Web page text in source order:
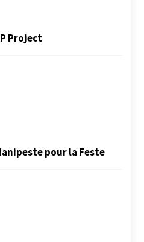
Project
pour la Feste